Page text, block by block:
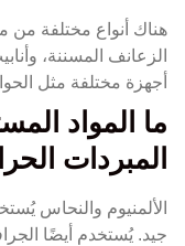
هناك أنواع مختلفة من
الزعانف المسننة،
أجهزة مختلفة مثل
ما المواد
المبردات
الألمنيوم والنحاس
جيد. يُستخدم أيضًا